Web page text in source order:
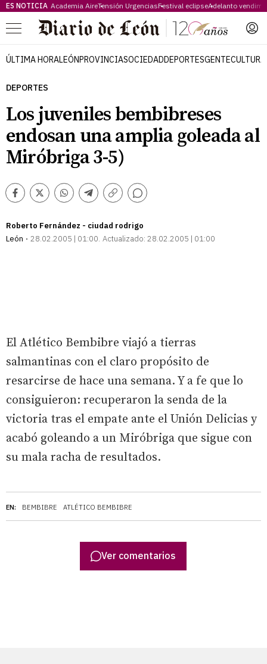
ES NOTICIA Academia AireTensión UrgenciasFestival eclipseAdelanto
Menú
ÚLTIMA HORALEÓNPROVINCIASOCIEDADDEPORTESGENTECULTURA
DEPORTES
Los juveniles bembibreses
endosan una amplia goleada al
Miróbriga 3-5)
Facebook
TwitterWhatsappTelegram
Copiar
Comentarios
Roberto Fernández - ciudad rodrigo
León
28.02.2005 | 01:00 Actualizado: 28.02.2005 | 01:00
EN: BEMBIBRE ATLÉTICO BEMBIBRE
El Atlético Bembibre viajó a tierras
salmantinas con el claro propósito de
resarcirse de hace una semana. Y a fe que lo
consiguieron: recuperaron la senda de la
victoria tras el empate ante el Unión Delicias y
acabó goleando a un Miróbriga que sigue con
su mala racha de resultados.
Ver comentarios